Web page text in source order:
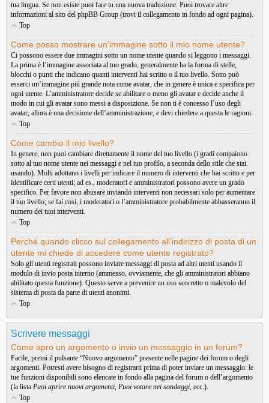
tua lingua. Se non esiste puoi fare tu una nuova traduzione. Puoi trovare altre
informazioni al sito del phpBB Group (trovi il collegamento in fondo ad ogni pagina).
Top
Come posso mostrare un’immagine sotto il mio nome utente?
Ci possono essere due immagini sotto un nome utente quando si leggono i messaggi.
La prima è l’immagine associata al tuo grado, generalmente ha la forma di stelle,
blocchi o punti che indicano quanti interventi hai scritto o il tuo livello. Sotto può
esserci un’immagine piú grande nota come avatar, che in genere è unica e specifica per
ogni utente. L’amministratore decide se abilitare o meno gli avatar e decide anche il
modo in cui gli avatar sono messi a disposizione. Se non ti è concesso l’uso degli
avatar, allora è una decisione dell’amministrazione, e devi chiedere a questa le ragioni.
Top
Come cambio il mio livello?
In genere, non puoi cambiare direttamente il nome del tuo livello (i gradi compaiono
sotto al tuo nome utente nei messaggi e nel tuo profilo, a seconda dello stile che stai
usando). Molti adottano i livelli per indicare il numero di interventi che hai scritto e per
identificare certi utenti; ad es., moderatori e amministratori possono avere un grado
specifico. Per favore non abusare inviando interventi non necessari solo per aumentare
il tuo livello; se fai cosí, i moderatori o l’amministratore probabilmente abbasseranno il
numero dei tuoi interventi.
Top
Perché quando clicco sul collegamento all’indirizzo di posta di un
utente mi chiede di accedere come utente registrato?
Solo gli utenti registrati possono inviare messaggi di posta ad altri utenti usando il
modulo di invio posta interno (ammesso, ovviamente, che gli amministratori abbiano
abilitato questa funzione). Questo serve a prevenire un uso scorretto o malevolo del
sistema di posta da parte di utenti anonimi.
Top
Scrivere messaggi
Come apro un argomento o invio un messaggio in un forum?
Facile, premi il pulsante “Nuovo argomento” presente nelle pagine dei forum o degli
argomenti. Potresti avere bisogno di registrarti prima di poter inviare un messaggio: le
tue funzioni disponibili sono elencate in fondo alla pagina del forum o dell’argomento
(la lista Puoi aprire nuovi argomenti, Puoi votare nei sondaggi, ecc.).
Top